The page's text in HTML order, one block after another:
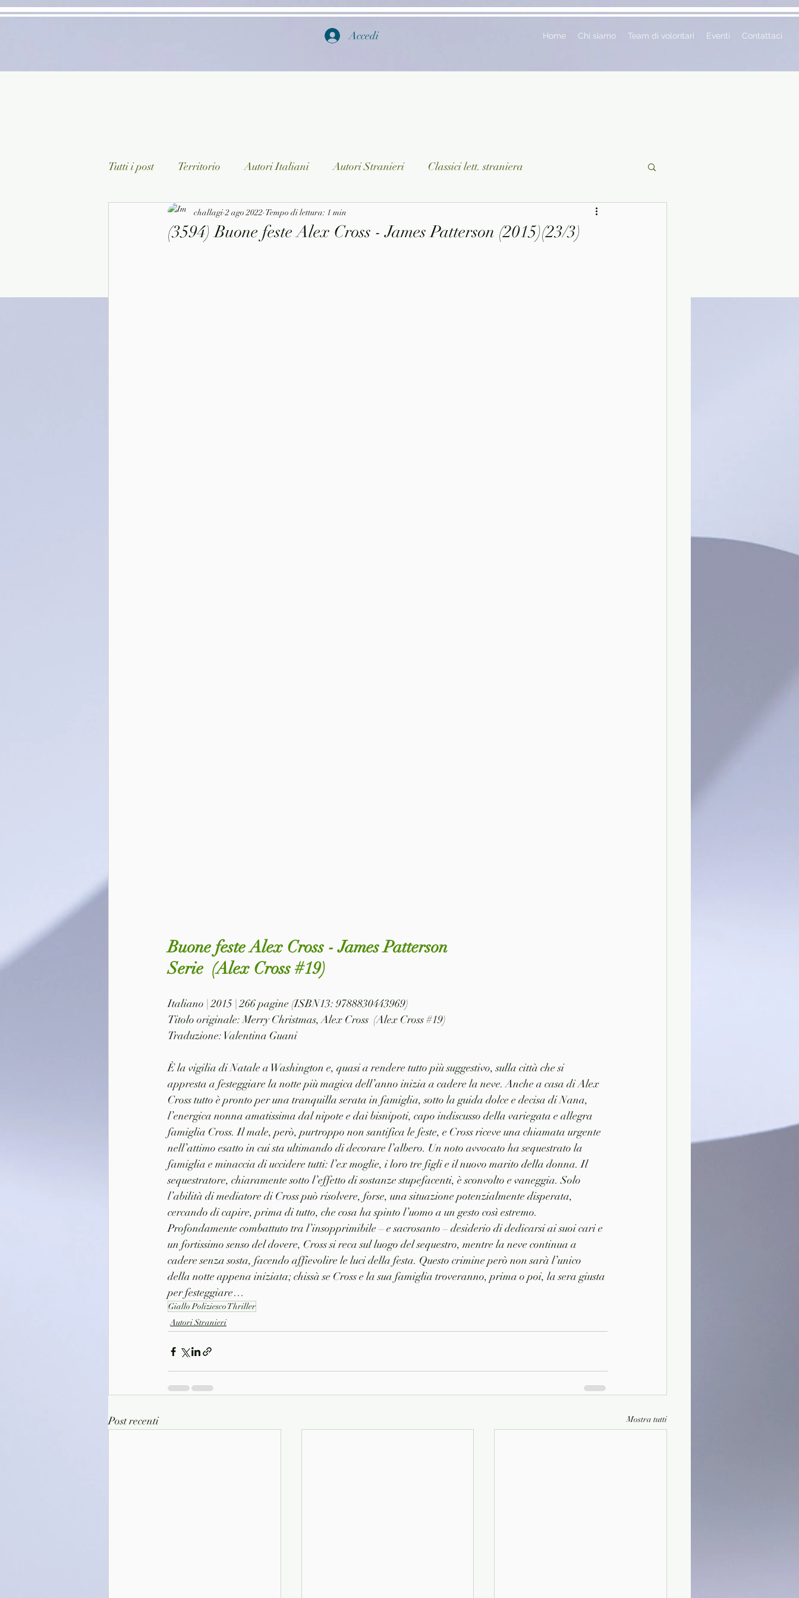
Accedi Home Chi siamo Team di volontari Eventi Contattaci
Tutti i post Territorio Autori Italiani Autori Stranieri Classici lett. straniera
Classici lett. italiana Saggistica Ragazzi
(3594) Buone feste Alex Cross - James Patterson (2015)(23/3)
challagi 2 ago 2022 Tempo di lettura: 1 min
Buone feste Alex Cross - James Patterson
Serie (Alex Cross #19)
Italiano | 2015 | 266 pagine (ISBN13: 9788830443969)
Titolo originale: Merry Christmas, Alex Cross (Alex Cross #19)
Traduzione: Valentina Guani
È la vigilia di Natale a Washington e, quasi a rendere tutto più suggestivo, sulla città che si
appresta a festeggiare la notte più magica dell’anno inizia a cadere la neve. Anche a casa di Alex
Cross tutto è pronto per una tranquilla serata in famiglia, sotto la guida dolce e decisa di Nana,
l’energica nonna amatissima dal nipote e dai bisnipoti, capo indiscusso della variegata e allegra
famiglia Cross. Il male, però, purtroppo non santifica le feste, e Cross riceve una chiamata urgente
nell’attimo esatto in cui sta ultimando di decorare l’albero. Un noto avvocato ha sequestrato la
famiglia e minaccia di uccidere tutti: l’ex moglie, i loro tre figli e il nuovo marito della donna. Il
sequestratore, chiaramente sotto l’effetto di sostanze stupefacenti, è sconvolto e vaneggia. Solo
l’abilità di mediatore di Cross può risolvere, forse, una situazione potenzialmente disperata,
cercando di capire, prima di tutto, che cosa ha spinto l’uomo a un gesto così estremo.
Profondamente combattuto tra l’insopprimibile – e sacrosanto – desiderio di dedicarsi ai suoi cari e
un fortissimo senso del dovere, Cross si reca sul luogo del sequestro, mentre la neve continua a
cadere senza sosta, facendo affievolire le luci della festa. Questo crimine però non sarà l’unico
della notte appena iniziata; chissà se Cross e la sua famiglia troveranno, prima o poi, la sera giusta
per festeggiare…
Giallo Poliziesco Thriller
Autori Stranieri
Post recenti Mostra tutti